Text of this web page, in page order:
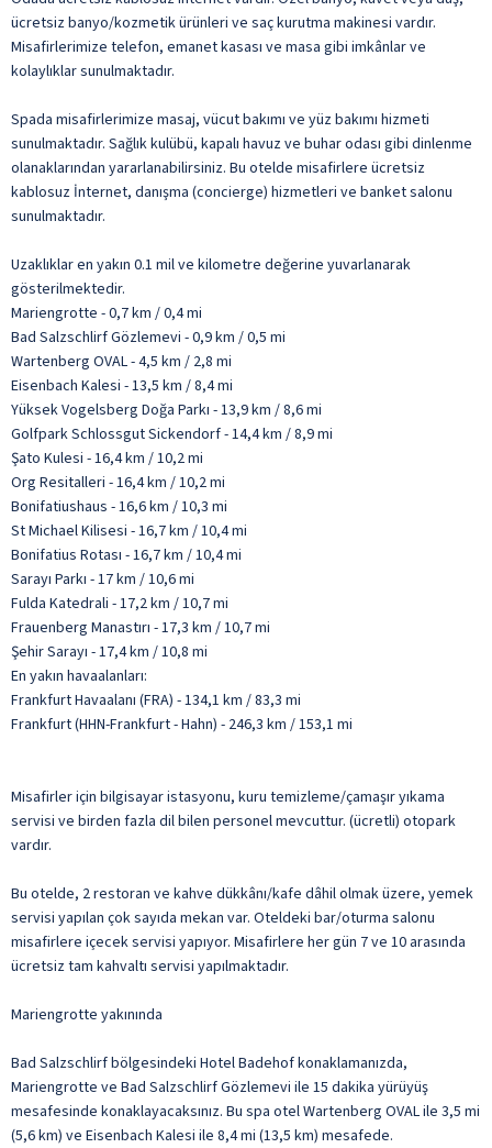
ücretsiz banyo/kozmetik ürünleri ve saç kurutma makinesi vardır.
Misafirlerimize telefon, emanet kasası ve masa gibi imkânlar ve
kolaylıklar sunulmaktadır.
Spada misafirlerimize masaj, vücut bakımı ve yüz bakımı hizmeti
sunulmaktadır. Sağlık kulübü, kapalı havuz ve buhar odası gibi dinlenme
olanaklarından yararlanabilirsiniz. Bu otelde misafirlere ücretsiz
kablosuz İnternet, danışma (concierge) hizmetleri ve banket salonu
sunulmaktadır.
Uzaklıklar en yakın 0.1 mil ve kilometre değerine yuvarlanarak
gösterilmektedir.
Mariengrotte - 0,7 km / 0,4 mi
Bad Salzschlirf Gözlemevi - 0,9 km / 0,5 mi
Wartenberg OVAL - 4,5 km / 2,8 mi
Eisenbach Kalesi - 13,5 km / 8,4 mi
Yüksek Vogelsberg Doğa Parkı - 13,9 km / 8,6 mi
Golfpark Schlossgut Sickendorf - 14,4 km / 8,9 mi
Şato Kulesi - 16,4 km / 10,2 mi
Org Resitalleri - 16,4 km / 10,2 mi
Bonifatiushaus - 16,6 km / 10,3 mi
St Michael Kilisesi - 16,7 km / 10,4 mi
Bonifatius Rotası - 16,7 km / 10,4 mi
Sarayı Parkı - 17 km / 10,6 mi
Fulda Katedrali - 17,2 km / 10,7 mi
Frauenberg Manastırı - 17,3 km / 10,7 mi
Şehir Sarayı - 17,4 km / 10,8 mi
En yakın havaalanları:
Frankfurt Havaalanı (FRA) - 134,1 km / 83,3 mi
Frankfurt (HHN-Frankfurt - Hahn) - 246,3 km / 153,1 mi
Misafirler için bilgisayar istasyonu, kuru temizleme/çamaşır yıkama
servisi ve birden fazla dil bilen personel mevcuttur. (ücretli) otopark
vardır.
Bu otelde, 2 restoran ve kahve dükkânı/kafe dâhil olmak üzere, yemek
servisi yapılan çok sayıda mekan var. Oteldeki bar/oturma salonu
misafirlere içecek servisi yapıyor. Misafirlere her gün 7 ve 10 arasında
ücretsiz tam kahvaltı servisi yapılmaktadır.
Mariengrotte yakınında
Bad Salzschlirf bölgesindeki Hotel Badehof konaklamanızda,
Mariengrotte ve Bad Salzschlirf Gözlemevi ile 15 dakika yürüyüş
mesafesinde konaklayacaksınız. Bu spa otel Wartenberg OVAL ile 3,5 mi
(5,6 km) ve Eisenbach Kalesi ile 8,4 mi (13,5 km) mesafede.